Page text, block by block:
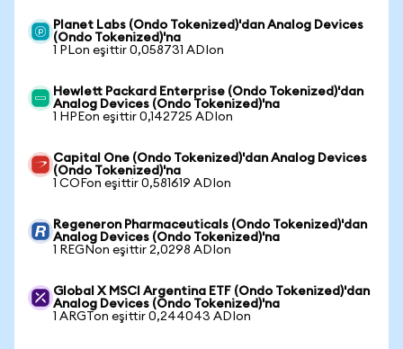
Planet Labs (Ondo Tokenized)'dan Analog Devices
(Ondo Tokenized)'na
1 PLon eşittir 0,058731 ADIon
Hewlett Packard Enterprise (Ondo Tokenized)'dan
Analog Devices (Ondo Tokenized)'na
1 HPEon eşittir 0,142725 ADIon
Capital One (Ondo Tokenized)'dan Analog Devices
(Ondo Tokenized)'na
1 COFon eşittir 0,581619 ADIon
Regeneron Pharmaceuticals (Ondo Tokenized)'dan
Analog Devices (Ondo Tokenized)'na
1 REGNon eşittir 2,0298 ADIon
Global X MSCI Argentina ETF (Ondo Tokenized)'dan
Analog Devices (Ondo Tokenized)'na
1 ARGTon eşittir 0,244043 ADIon